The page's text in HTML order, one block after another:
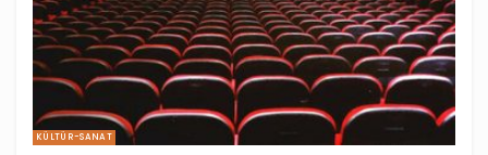
KÜLTÜR-SANAT